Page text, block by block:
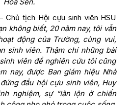
Chủ tịch Hội cựu sinh viên HSU
không biết, 20 năm nay, tôi vẫn
động của Trường, cùng vui,
sinh viên. Thậm chí những bài
viên để nghiên cứu tôi cũng
nay, được Ban giám hiệu Nhà
đầu hội cựu sinh viên, Huy
nghiệm, sự “lăn lộn ở chiến